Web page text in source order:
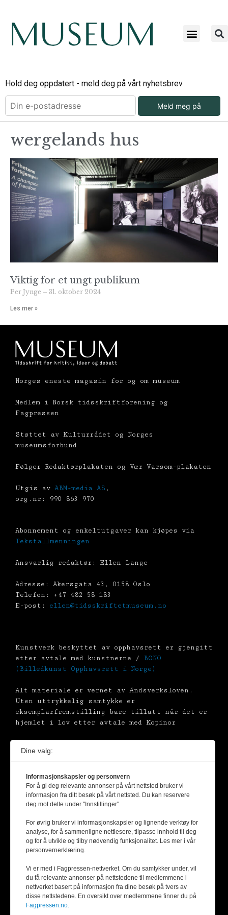
Hold deg oppdatert - meld deg på vårt nyhetsbrev
Meld meg på
wergelands hus
Viktig for et ungt publikum
Per Jynge 31. oktober 2024
Les mer »
Norges eneste magasin for og om museum
Medlem i Norsk tidsskriftforening og
Fagpressen
Støttet av Kulturrådet og Norges
museumsforbund
Følger Redaktørplakaten og Vær Varsom-plakaten
Utgis av ABM-media AS ,
org.nr: 990 863 970
Abonnement og enkeltutgaver kan kjøpes via
Tekstallmenningen
Ansvarlig redaktør: Ellen Lange
Adresse: Akersgata 43, 0158 Oslo
Telefon: +47 482 58 183
E-post: ellen@tidsskriftetmuseum.no
Kunstverk beskyttet av opphavsrett er gjengitt
etter avtale med kunstnerne / BONO
(Billedkunst Opphavsrett i Norge)
Alt materiale er vernet av Åndsverksloven.
Uten uttrykkelig samtykke er
eksemplarfremstilling bare tillatt når det er
hjemlet i lov etter avtale med Kopinor
Dine valg:
Informasjonskapsler og personvern
For å gi deg relevante annonser på vårt nettsted bruker vi
informasjon fra ditt besøk på vårt nettsted. Du kan reservere
deg mot dette under "Innstillinger".
For øvrig bruker vi informasjonskapsler og lignende verktøy for
analyse, for å sammenligne nettlesere, tilpasse innhold til deg
og for å utvikle og tilby nødvendig funksjonalitet. Les mer i vår
personvernerklæring.
Vi er med i Fagpressen-nettverket. Om du samtykker under, vil
du få relevante annonser på nettstedene til medlemmene i
nettverket basert på informasjon fra dine besøk på tvers av
disse nettstedene. En oversikt over medlemmene finner du på
Fagpressen.no.